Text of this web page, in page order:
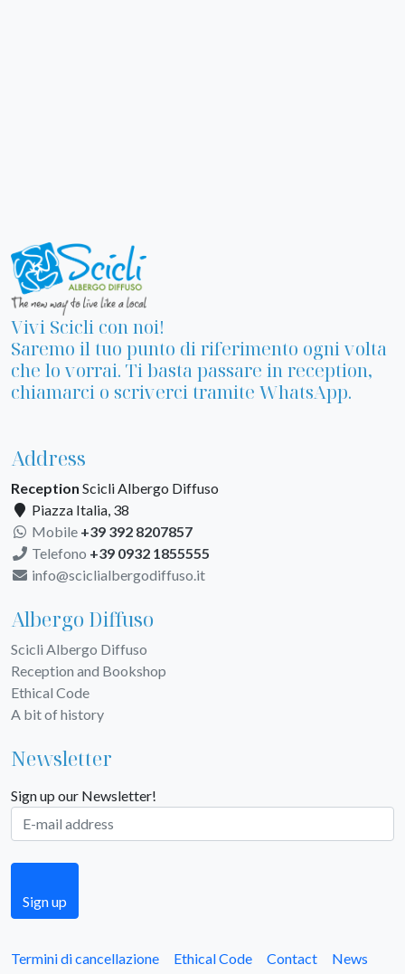
Vivi Scicli con noi!
Saremo il tuo punto di riferimento ogni volta
che lo vorrai. Ti basta passare in reception,
chiamarci o scriverci tramite WhatsApp.
Address
Reception Scicli Albergo Diffuso
Piazza Italia, 38
Mobile +39 392 8207857
Telefono +39 0932 1855555
info@sciclialbergodiffuso.it
Albergo Diffuso
Scicli Albergo Diffuso
Reception and Bookshop
Ethical Code
A bit of history
Newsletter
Sign up our Newsletter!
Sign up
Termini di cancellazione Ethical Code Contact News